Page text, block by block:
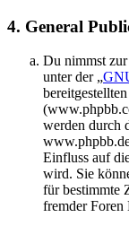
4. General
Du nimmst
unter der „
werden durch
Einfluss auf
wird. Sie
für bestimmte
fremder Foren